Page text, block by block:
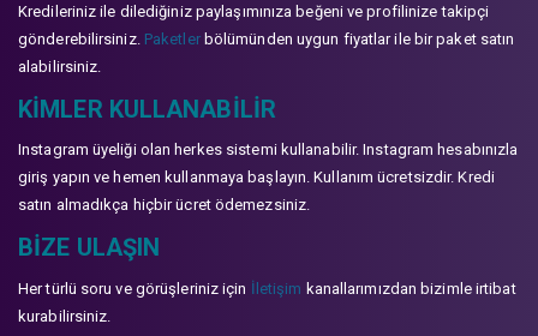
Kredileriniz ile dilediğiniz paylaşımınıza beğeni ve profilinize takipçi
gönderebilirsiniz. Paketlerbölümünden uygun fiyatlar ile bir paket satın
alabilirsiniz.
KIMLER KULLANABILIR
Instagram üyeliği olan herkes sistemi kullanabilir. Instagram hesabınızla
giriş yapın ve hemen kullanmaya başlayın. Kullanım ücretsizdir. Kredi
satın almadıkça hiçbir ücret ödemezsiniz.
BIZE ULAŞIN
Her türlü soru ve görüşleriniz için İletişim kanallarımızdan bizimle irtibat
kurabilirsiniz.